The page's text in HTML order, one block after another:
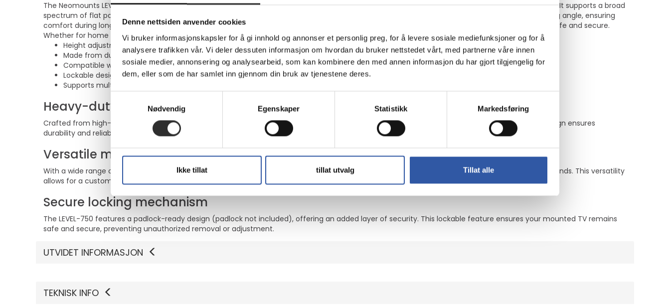
Denne nettsiden anvender cookies
Vi bruker informasjonskapsler for å gi innhold og annonser et personlig preg, for å levere sosiale mediefunksjoner og for å
analysere trafikken vår. Vi deler dessuten informasjon om hvordan du bruker nettstedet vårt, med partnerne våre innen
sosiale medier, annonsering og analysearbeid, som kan kombinere den med annen informasjon du har gjort tilgjengelig for
dem, eller som de har samlet inn gjennom din bruk av tjenestene deres.
Nødvendig
Egenskaper Statistikk Markedsføring
Ikke tillat tillat utvalg Tillat alle
The Neomounts LEVEL-750 mounting kit is designed to enhance your viewing experience with its steel construction and versatile mounting options. It supports a broad
spectrum of flat panel mount interfaces, making it compatible with almost any TV size and brand. Height adjustments allow for the perfect viewing angle, ensuring
comfort during long viewing sessions. Additionally, the lockable design (padlock not included) provides an extra layer of security, keeping your TV safe and secure.
Whether for home entertainment or professional use, the LEVEL-750 offers a reliable and adaptable solution for mounting your TV.
Height adjustments for optimal viewing angles
Made from durable steel for long-lasting use
Compatible with a wide range of TV sizes
Lockable design enhances security (padlock not included)
Supports multiple flat panel mount interfaces for versatile use
Heavy-duty construction
Crafted from high-quality steel, the Neomounts LEVEL-750 mounting kit offers a robust solution for securely mounting your TV. Its heavy-duty design ensures
durability and reliability, providing peace of mind for any setup.
Versatile mounting options
With a wide range of flat panel mount interfaces, from 100 x 100 mm to 400 x 400 mm, the LEVEL-750 accommodates a variety of TV sizes and brands. This versatility
allows for a customized viewing experience, whether at home or in a professional setting.
Secure locking mechanism
The LEVEL-750 features a padlock-ready design (padlock not included), offering an added layer of security. This lockable feature ensures your mounted TV remains
safe and secure, preventing unauthorized removal or adjustment.
UTVIDET INFORMASJON
TEKNISK INFO